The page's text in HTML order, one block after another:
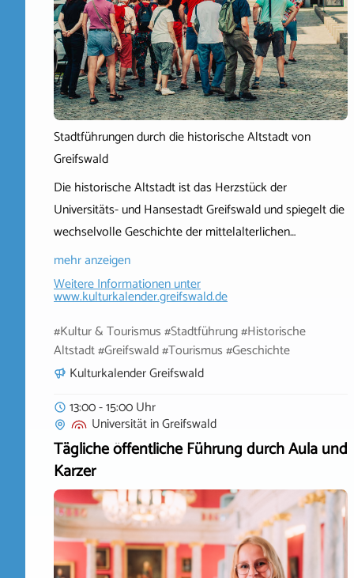
Stadtführungen durch die historische Altstadt von
Greifswald
Die historische Altstadt ist das Herzstück der
Universitäts- und Hansestadt Greifswald und spiegelt die
wechselvolle Geschichte der mittelalterlichen…
mehr anzeigen
Weitere Informationen unter
www.kulturkalender.greifswald.de
#Kultur & Tourismus #Stadtführung #Historische
Altstadt #Greifswald #Tourismus #Geschichte
Kulturkalender Greifswald
13:00 - 15:00 Uhr
UniversitätinGreifswald
Tägliche öffentliche Führung durch Aula und
Karzer